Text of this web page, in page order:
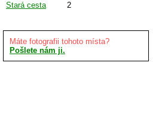
Stará cesta
2
Máte fotografii tohoto místa?
Pošlete nám ji.